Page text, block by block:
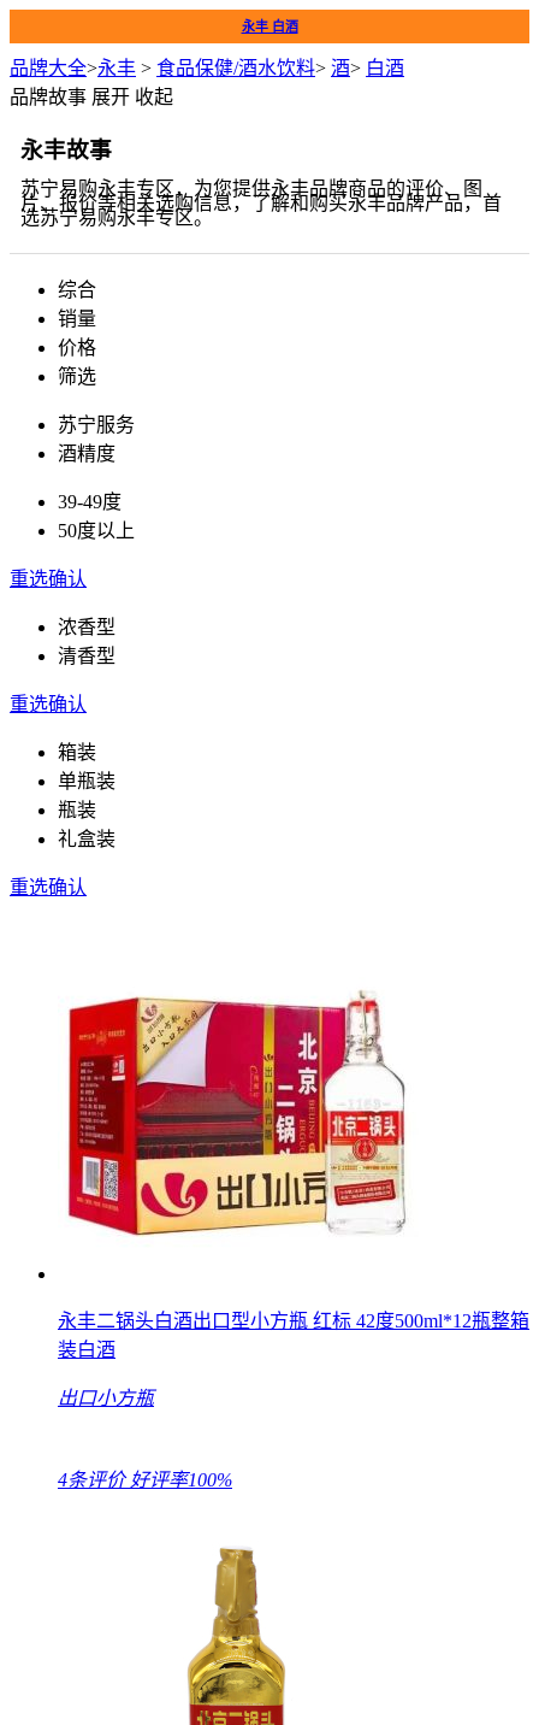
永丰 白酒
品牌大全>永丰 > 食品保健/酒水饮料> 酒> 白酒
品牌故事 展开 收起
永丰故事
苏宁易购永丰专区，为您提供永丰品牌商品的评价、图
片、报价等相关选购信息，了解和购买永丰品牌产品，首
选苏宁易购永丰专区。
综合
销量
价格
筛选
苏宁服务
酒精度
39-49度
50度以上
重选确认
浓香型
清香型
重选确认
箱装
单瓶装
瓶装
礼盒装
重选确认
永丰二锅头白酒出口型小方瓶 红标 42度500ml*12瓶整箱
装白酒
出口小方瓶
4条评价 好评率100%